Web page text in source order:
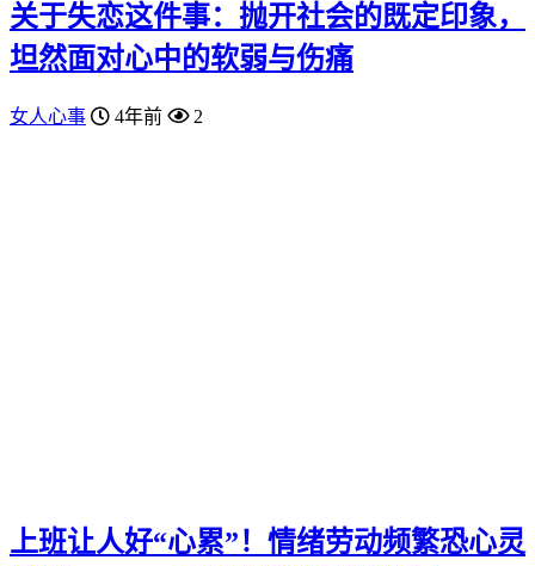
关于失恋这件事：抛开社会的既定印象，
坦然面对心中的软弱与伤痛
女人心事 4年前 2
上班让人好“心累”！情绪劳动频繁恐心灵